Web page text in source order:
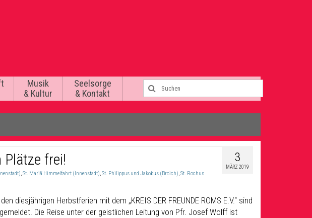
Musik
& Kultur
Seelsorge
& Kontakt
3
MÄRZ 2019
Plätze frei!
,St. Mariä Himmelfahrt (Innenstadt),St. Philippus und Jakobus (Broich),St. Rochus
diesjährigen Herbstferien mit dem „KREIS DER FREUNDE ROMS E.V.“ sind
Die Reise unter der geistlichen Leitung von Pfr. Josef Wolff ist